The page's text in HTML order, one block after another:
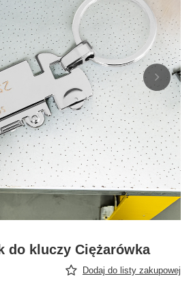
do kluczy Ciężarówka
Dodaj do listy zakupowej